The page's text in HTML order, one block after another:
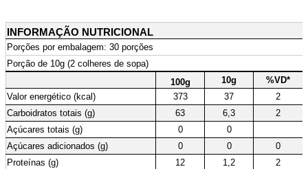
INFORMAÇÃO NUTRICIONAL
Porções por embalagem: 30 porções
Porção de 10g (2 colheres de sopa)
100g
10g
%VD*
Valor energético (kcal)
373 37
2
Carboidratos totais (g)
63 6,3
2
Açúcares totais (g)
0
0
Açúcares adicionados (g)
0 0
0
Proteínas (g)
12 1,2
2